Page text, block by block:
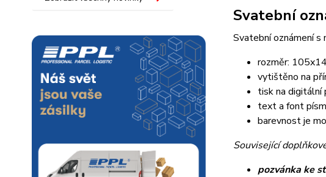
Svatební
Svatební oznámení s
rozměr:
vytištěno na
tisk na digitální
text a font
barevnost je
Související
pozvánka ke